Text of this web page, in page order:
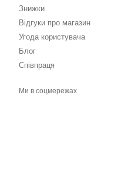
Знижки
Відгуки про магазин
Угода користувача
Блог
Співпраця
Ми в соцмережах